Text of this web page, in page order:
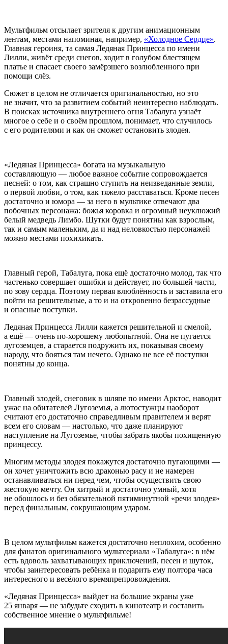
Мультфильм отсылает зрителя к другим анимационным
лентам, местами напоминая, например, «Холодное Сердце».
Главная героиня, та самая Ледяная Принцесса по имени
Лилли, живёт среди снегов, ходит в голубом блестящем
платье и спасает своего замёрзшего возлюбленного при
помощи слёз.
Сюжет в целом не отличается оригинальностью, но это
не значит, что за развитием событий неинтересно наблюдать.
В поисках источника внутреннего огня Табалуга узнаёт
многое о себе и о своём прошлом, понимает, что случилось
с его родителями и как он сможет остановить злодея.
«Ледяная Принцесса» богата на музыкальную
составляющую — любое важное событие сопровождается
песней: о том, как страшно ступить на неизведанные земли,
о первой любви, о том, как тяжело расставаться. Кроме песен
достаточно и юмора — за него в мультике отвечают два
побочных персонажа: божья коровка и огромный неуклюжий
белый медведь Лимбо. Шутки будут понятны как взрослым,
так и самым маленьким, да и над неловкостью персонажей
можно местами похихикать.
Главный герой, Табалуга, пока ещё достаточно молод, так что
частенько совершает ошибки и действует, по большей части,
по зову сердца. Поэтому первая влюблённость и заставила его
пойти на решительные, а то и на откровенно безрассудные
и опасные поступки.
Ледяная Принцесса Лилли кажется решительной и смелой,
а ещё — очень по-хорошему любопытной. Она не пугается
лугоземцев, а старается подружить их, показывая своему
народу, что бояться там нечего. Однако не все её поступки
понятны до конца.
Главный злодей, снеговик в шляпе по имени Арктос, наводит
ужас на обитателей Лугоземья, а лютостужцы наоборот
считают его достаточно справедливым правителем и верят
всем его словам — настолько, что даже планируют
наступление на Лугоземье, чтобы забрать якобы похищенную
принцессу.
Многим методы злодея покажутся достаточно пугающими —
он хочет уничтожить всю драконью расу и не намерен
останавливаться ни перед чем, чтобы осуществить свою
жестокую мечту. Он хитрый и достаточно умный, хотя
не обошлось и без обязательной пятиминутной «речи злодея»
перед финальным, сокрушающим ударом.
В целом мультфильм кажется достаточно неплохим, особенно
для фанатов оригинального мультсериала «Табалуга»: в нём
есть вдоволь захватывающих приключений, песен и шуток,
чтобы заинтересовать ребёнка и подарить ему полтора часа
интересного и весёлого времяпрепровождения.
«Ледяная Принцесса» выйдет на большие экраны уже
25 января — не забудьте сходить в кинотеатр и составить
собственное мнение о мультфильме!